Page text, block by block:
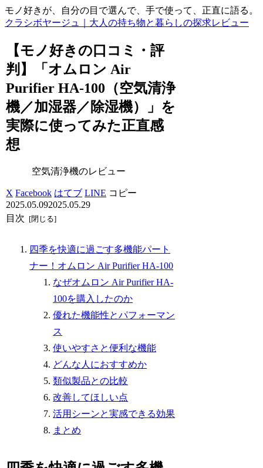
モノ好きが、自分の目で選んで、手で使って、正直に語る。
クラシボヤージュ｜大人の持ち物と暮らしの探求レビュー
【モノ好きの口コミ・評
判】「オムロン Air
Purifier HA-100（空気清浄
機／加湿器／除湿機）」を
実際に使ってみた正直感
想
空気清浄機のレビュー
X Facebook はてブ LINE コピー
2025.05.092025.05.29
目次
四季を快適に過ごす多機能パート
ナー！オムロン Air Purifier HA-100
なぜオムロン Air Purifier HA-
100を購入したのか
優れた機能性とパフォーマン
ス
使いやすさと便利な機能
どんな人におすすめか
類似製品との比較
改善してほしい点
活用シーンと実感できる効果
まとめ